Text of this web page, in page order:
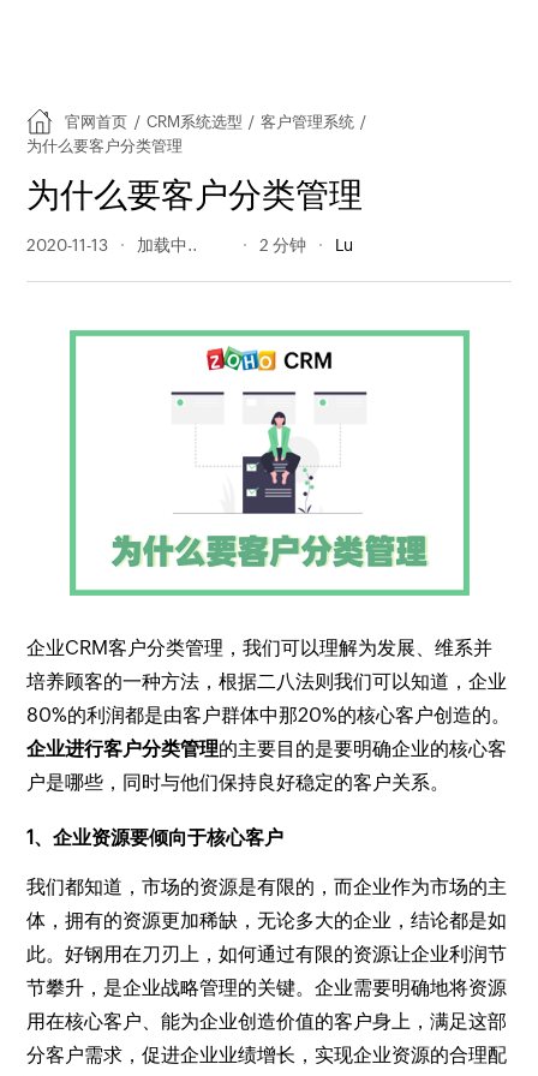
官网首页 / CRM系统选型 / 客户管理系统 /
为什么要客户分类管理
为什么要客户分类管理
2020-11-13 2436 阅读量 2 分钟 Lu
企业CRM客户分类管理，我们可以理解为发展、维系并
培养顾客的一种方法，根据二八法则我们可以知道，企业
80%的利润都是由客户群体中那20%的核心客户创造的。
企业进行客户分类管理的主要目的是要明确企业的核心客
户是哪些，同时与他们保持良好稳定的客户关系。
1、企业资源要倾向于核心客户
我们都知道，市场的资源是有限的，而企业作为市场的主
体，拥有的资源更加稀缺，无论多大的企业，结论都是如
此。好钢用在刀刃上，如何通过有限的资源让企业利润节
节攀升，是企业战略管理的关键。企业需要明确地将资源
用在核心客户、能为企业创造价值的客户身上，满足这部
分客户需求，促进企业业绩增长，实现企业资源的合理配